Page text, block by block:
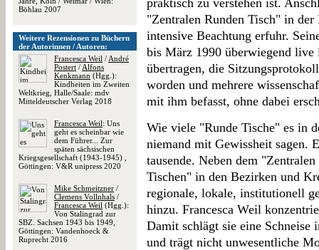
Böhlau 2007
Weitere Rezensionen zu Büchern
der Autorinnen / Autoren:
Francesca Weil / André
Postert / Alfons
Kenkmann (Hgg.):
Kindheiten im Zweiten
Weltkrieg, Halle/Saale: mdv
Mitteldeutscher Verlag 2018
Francesca Weil: Uns
geht es scheinbar wie
dem Führer... Zur
späten sächsischen
Kriegsgesellschaft (1943-1945) ,
Göttingen: V&R unipress 2020
Mike Schmeitzner /
Clemens Vollnhals /
Francesca Weil (Hgg.):
Von Stalingrad zur
SBZ. Sachsen 1943 bis 1949,
Göttingen: Vandenhoeck &
Ruprecht 2016
praktisch zu verstehen ist.
"Zentralen Runden Tisch" in
intensive Beachtung erfuhr.
bis März 1990 überwiegend live
übertragen, die
worden und mehrere
mit ihm befasst, ohne dabei
Wie viele "Runde Tische" es in
niemand mit Gewissheit sagen.
tausende. Neben dem
Tischen" in den Bezirken und
regionale, lokale, institutionell
hinzu. Francesca Weil
Damit schlägt sie eine
und trägt nicht unwesentliche